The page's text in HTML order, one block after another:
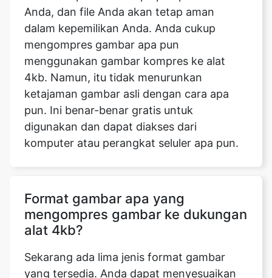
menggunakan gambar kompres ke alat
4kb. Namun, itu tidak menurunkan
ketajaman gambar asli dengan cara apa
pun. Ini benar-benar gratis untuk
digunakan dan dapat diakses dari
komputer atau perangkat seluler apa pun.
Format gambar apa yang
Sekarang ada lima jenis format gambar
yang tersedia. Anda dapat menyesuaikan
format gambar untuk memenuhi
kebutuhan Anda. WEBP, PNG, JPG, JPEG,
dan GIF adalah salah satu format yang